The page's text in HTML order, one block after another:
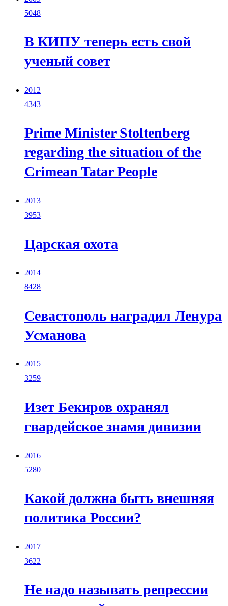
5048
В КИПУ теперь есть свой
ученый совет
2012
4343
Prime Minister Stoltenberg
regarding the situation of the
Crimean Tatar People
2013
3953
Царская охота
2014
8428
Севастополь наградил Ленура
Усманова
2015
3259
Изет Бекиров охранял
гвардейское знамя дивизии
2016
5280
Какой должна быть внешняя
политика России?
2017
3622
Не надо называть репрессии